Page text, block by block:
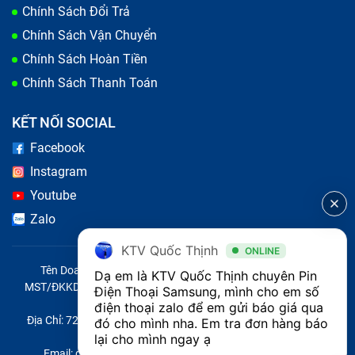
Điện thoại tắt nguồn đột ngột là dấu hiệu cần thay pin
Cách phân biệt pin điện thoại Samsung
F42 5G chính hãng với các loại pin
khác
Việc phân biệt pin điện thoại Samsung Galaxy F42 5G
chính hãng và các loại pin khác là quan trọng để đảm
Chính Sách Đổi Trả
Chính Sách Vận Chuyển
Chính Sách Hoàn Tiền
Chính Sách Thanh Toán
KẾT NỐI SOCIAL
Facebook
Instagram
Youtube
Zalo
Tên Doanh Nghiệp: CÔNG TY TNHH CITY ONE VIỆT NAM
MST/ĐKKD/QĐTL: 0316569346 do sở KHĐT TP.HCM cấp ngày
14/04/2023
Địa Chỉ: 721 Trường Chinh, Phường Tây Thạnh, Quận Tân Phú,
Thành phố Hồ Chí Minh, Việt Nam
KTV Quốc Thịnh ONLINE
Dạ em là KTV Quốc Thịnh chuyên Pin
Điện Thoại Samsung, mình cho em số
điện thoại zalo để em gửi báo giá qua
đó cho mình nha. Em tra đơn hàng báo
lại cho mình ngay ạ